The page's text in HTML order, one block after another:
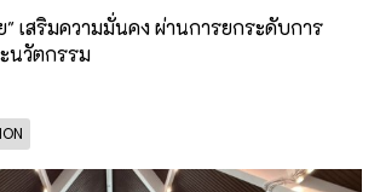
" เสริมความมั่นคง ผ่านการยกระดับการ
นวัตกรรม